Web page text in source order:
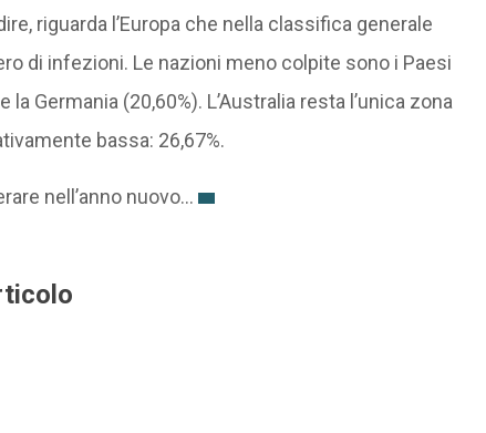
riguarda l’Europa che nella classifica generale
di infezioni. Le nazioni meno colpite sono i Paesi
la Germania (20,60%). L’Australia resta l’unica zona
bassa: 26,67%.
nell’anno nuovo…